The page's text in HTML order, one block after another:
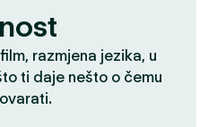
razmjena jezika, u
ti daje nešto o čemu